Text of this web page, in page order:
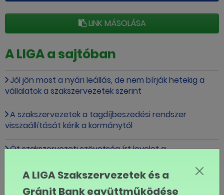
LINK MÁSOLÁSA
A LIGA a sajtóban
Jól jön most a nyári leállás, de nem bírják hetekig a
vállalatok a szakszervezetek szerint
A szakszervezetek a tagdíjbeszedési rendszer
visszaállítását kérik a kormánytól
Öt szakszervezeti szövetség írt levelet a
A LIGA Szakszervezetek és a
Gránit Bank együttműködése